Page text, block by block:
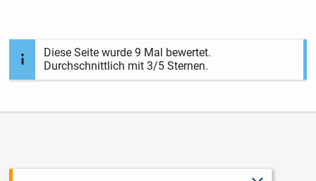
Diese Seite wurde9 Mal bewertet.
Durchschnittlich mit3/5 Sternen.